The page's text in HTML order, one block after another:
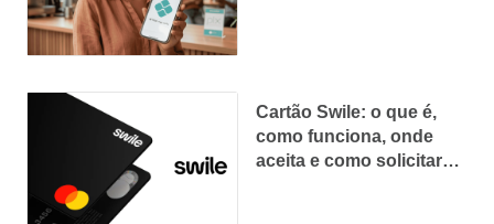
Cartão Swile: o que é,
como funciona, onde
aceita e como solicitar